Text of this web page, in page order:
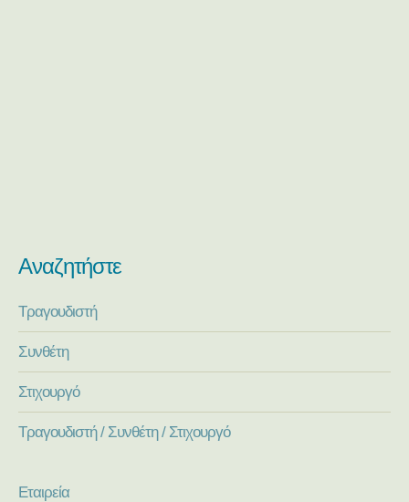
Αναζητήστε
Τραγουδιστή
Συνθέτη
Στιχουργό
Τραγουδιστή / Συνθέτη / Στιχουργό
Εταιρεία